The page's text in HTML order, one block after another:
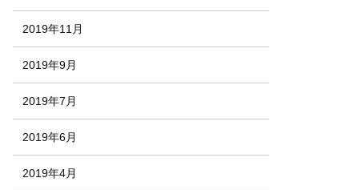
2019年11月
2019年9月
2019年7月
2019年6月
2019年4月